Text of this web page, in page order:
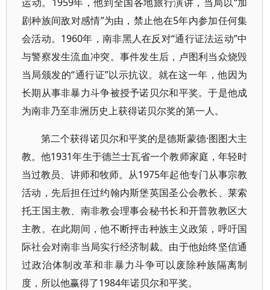
剧种族间敌对感情”为由，禁止他在5年内参加任何集
会活动。1960年，南非黑人在反对“通行证法运动”中
与警察发生流血冲突。事件发生后，卢图利当众烧毁
当局颁发的“通行证”以示抗议。就在这一年，他因为
长期从事非暴力斗争被授予诺贝尔和平奖。于是他成
为南非乃至非洲历史上获得诺贝尔奖的第一人。
第二个获得诺贝尔和平奖的是德斯蒙德·图图大主
教。他1931年生于德兰士瓦省一个教师家庭，年轻时
当过教员、讲师和牧师。从1975年起他专门从事宗教
活动，先后担任过约翰内斯堡英国圣公会教长、莱索
托王国主教、南非教会理事会秘书长和开普敦教区大
主教。在此期间，他不断抨击种族主义政策，呼吁国
际社会对南非当局实行经济制裁。由于他始终坚信通
过政治体制改革和非暴力斗争可以废除种族隔离制
度，所以他赢得了1984年诺贝尔和平奖。